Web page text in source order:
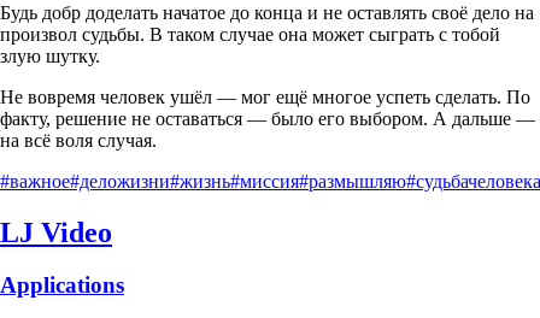
Будь добр доделать начатое до конца и не оставлять своё дело на
произвол судьбы. В таком случае она может сыграть с тобой
злую шутку.
Не вовремя человек ушёл — мог ещё многое успеть сделать. По
факту, решение не оставаться — было его выбором. А дальше —
на всё воля случая.
#важное#деложизни#жизнь#миссия#размышляю#судьбачеловека
LJ Video
Applications